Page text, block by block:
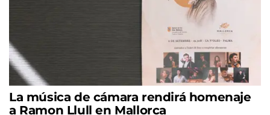
La música de cámara rendirá homenaje
a Ramon Llull en Mallorca